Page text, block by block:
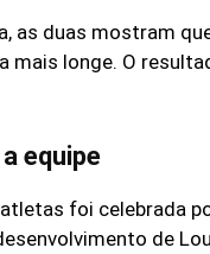
as duas mostram
mais longe. O
equipe
foi celebrada
de